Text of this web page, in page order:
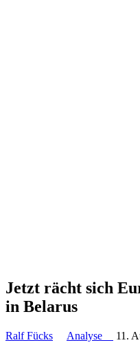
Jetzt rächt sich
in Belarus
Ralf Fücks Analyse 11.